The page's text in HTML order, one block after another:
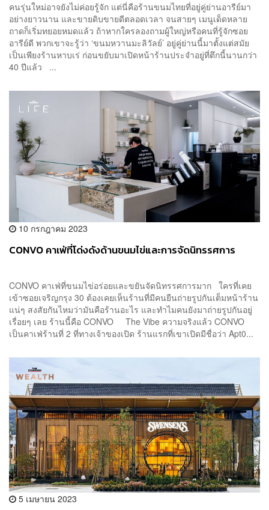
คนรุ่นใหม่อาจยังไม่ค่อยรู้จัก แต่นี่คือร้านขนมไทยที่อยู่คู่ย่านอารีย์มา
อย่างยาวนาน และขายดิบขายดีตลอดเวลา จนสายๆ เมนูเด็ดหลาย
ถาดก็เริ่มทยอยหมดแล้ว ถ้าหากใครลองถามผู้ใหญ่หรือคนที่รู้จักซอย
อารีย์ดี พวกเขาจะรู้ว่า ‘ขนมหวานมะลิวัลย์’ อยู่คู่ย่านนี้มาตั้งแต่สมัย
เป็นเพียงร้านหาบเร่ ก่อนขยับมาเปิดหน้าร้านประจำอยู่ที่ตึกนี้นานกว่า
40 ปีแล้ว ...
10 กรกฎาคม 2023
CONVO คาเฟ่ที่โด่งดังด้านขนมไข่และการจัดนิทรรศการ
CONVO คาเฟ่ที่ขนมไข่อร่อยและขยันจัดนิทรรศการมาก ใครที่เคย
เข้าซอยเจริญกรุง 30 ต้องเคยเห็นร้านที่มีคนยืนถ่ายรูปกันเต็มหน้าร้าน
แน่ๆ สงสัยกันไหมว่ามันคือร้านอะไร และทำไมคนยังมาถ่ายรูปกันอยู่
เรื่อยๆ เลย ร้านนี้คือ CONVO The Vibe ความจริงแล้ว CONVO
เป็นคาเฟ่ร้านที่ 2 ที่ทางเจ้าของเปิด ร้านแรกที่เขาเปิดมีชื่อว่า Apt0...
5 เมษายน 2023